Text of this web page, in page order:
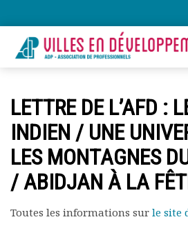
contact@villes-developpement.org
Accueil
L’association
Qui sommes-nous ?
Le bureau
LETTRE DE L’AFD :
INDIEN / UNE
LES MONTAGNES
/ ABIDJAN À LA
Toutes les informations sur le site